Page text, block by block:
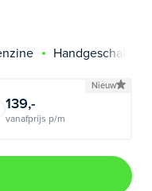
Handgeschakeld
Nieuw
139,-
vanafprijs p/m